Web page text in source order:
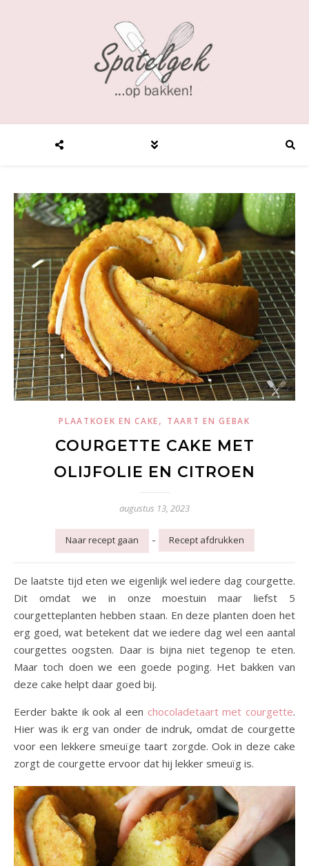
PLAATKOEK EN CAKE, TAART EN GEBAK
COURGETTE CAKE MET
OLIJFOLIE EN CITROEN
augustus 13, 2023
Naar recept gaan - Recept afdrukken
De laatste tijd eten we eigenlijk wel iedere dag courgette.
Dit omdat we in onze moestuin maar liefst 5
courgetteplanten hebben staan. En deze planten doen het
erg goed, wat betekent dat we iedere dag wel een aantal
courgettes oogsten. Daar is bijna niet tegenop te eten.
Maar toch doen we een goede poging. Het bakken van
deze cake helpt daar goed bij.
Eerder bakte ik ook al een chocoladetaart met courgette.
Hier was ik erg van onder de indruk, omdat de courgette
voor een lekkere smeuïge taart zorgde. Ook in deze cake
zorgt de courgette ervoor dat hij lekker smeuïg is.